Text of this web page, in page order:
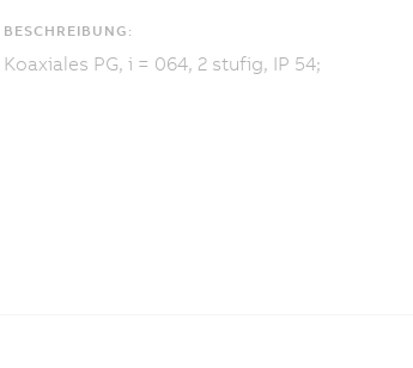
BESCHREIBUNG:
Koaxiales PG, i = 064, 2 stufig, IP 54;